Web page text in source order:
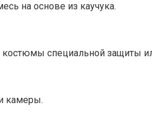
на основе из каучука.
костюмы специальной защиты
камеры.